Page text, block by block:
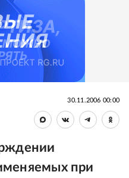
30.11.2006 00:00
при